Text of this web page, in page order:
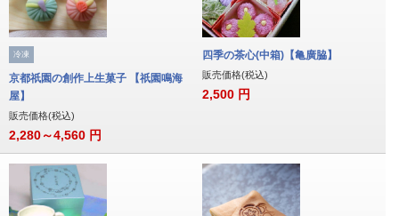
冷凍
京都祇園の創作上生菓子 【祇園鳴海
屋】
販売価格(税込)
2,280～4,560 円
四季の茶心(中箱)【亀廣脇】
販売価格(税込)
2,500 円